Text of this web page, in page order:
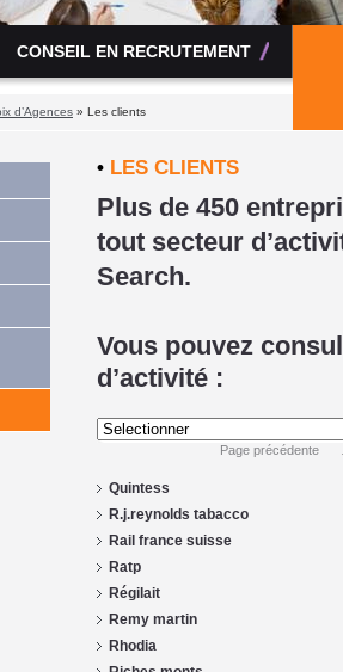
CONSEIL EN RECRUTEMENT
d’Agences » Les clients
• LES CLIENTS
Plus de 450
tout secteur
Search.
Vous pouvez
d’activité :
Selectionner
Page précédente
Quintess
R.j.reynolds tabacco
Rail france suisse
Ratp
Régilait
Remy martin
Rhodia